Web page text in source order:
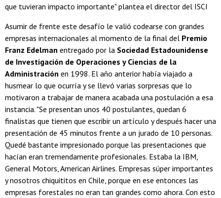
que tuvieran impacto importante" plantea el director del ISCI
Asumir de frente este desafío le valió codearse con grandes
empresas internacionales al momento de la final del Premio
Franz Edelman entregado por la Sociedad Estadounidense
de Investigación de Operaciones y Ciencias de la
Administración en 1998. El año anterior había viajado a
husmear lo que ocurría y se llevó varias sorpresas que lo
motivaron a trabajar de manera acabada una postulación a esa
instancia. "Se presentan unos 40 postulantes, quedan 6
finalistas que tienen que escribir un artículo y después hacer una
presentación de 45 minutos frente a un jurado de 10 personas.
Quedé bastante impresionado porque las presentaciones que
hacían eran tremendamente profesionales. Estaba la IBM,
General Motors, American Airlines. Empresas súper importantes
y nosotros chiquititos en Chile, porque en ese entonces las
empresas forestales no eran tan grandes como ahora. Con esto